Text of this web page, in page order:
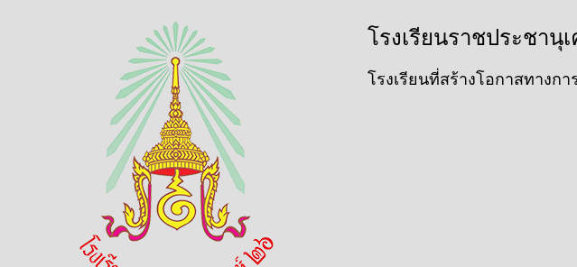
โรงเรียนราชประชานุ
โรงเรียนที่สร้างโอกาสทางก